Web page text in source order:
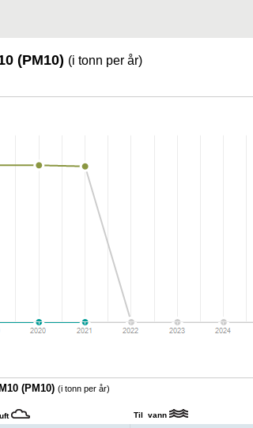
(PM10) (i tonn per år)
(PM10) (i tonn per år)
Til vann